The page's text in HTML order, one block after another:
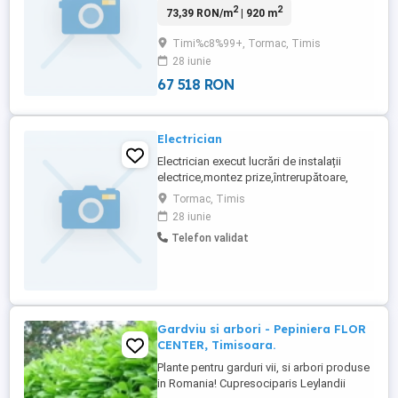
73,39 RON/m2| 920 m2
Timi%c8%99+, Tormac, Timis
28 iunie
67 518 RON
Electrician
Electrician execut lucrări de instalații
electrice,montez prize,întrerupătoare,
lustre,candelabre .
Tormac, Timis
28 iunie
Telefon validat
Gardviu si arbori - Pepiniera FLOR
CENTER, Timisoara.
Plante pentru garduri vii, si arbori produse
in Romania! Cupresociparis Leylandii